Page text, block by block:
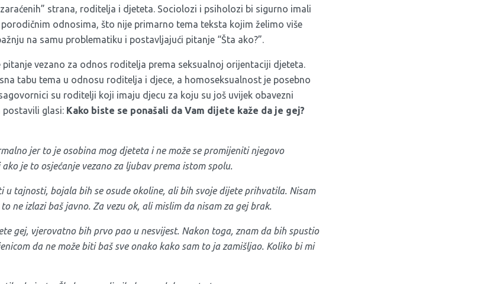
strana, roditelja i djeteta. Sociolozi i psiholozi bi sigurno imali
odnosima, što nije primarno tema teksta kojim želimo više
na samu problematiku i postavljajući pitanje “Šta ako?”.
pitanje vezano za odnos roditelja prema seksualnoj orijentaciji djeteta.
tabu tema u odnosu roditelja i djece, a homoseksualnost je posebno
su roditelji koji imaju djecu za koju su još uvijek obavezni
postavili glasi: Kako biste se ponašali da Vam dijete kaže da je gej?
jer to je osobina mog djeteta i ne može se promijeniti njegovo
je to osjećanje vezano za ljubav prema istom spolu.
u tajnosti, bojala bih se osude okoline, ali bih svoje dijete prihvatila. Nisam
ne izlazi baš javno. Za vezu ok, ali mislim da nisam za gej brak.
gej, vjerovatno bih prvo pao u nesvijest. Nakon toga, znam da bih spustio
da ne može biti baš sve onako kako sam to ja zamišljao. Koliko bi mi